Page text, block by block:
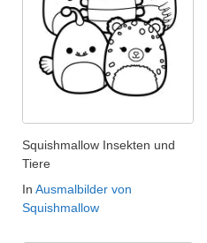
Squishmallow Insekten und
Tiere
In Ausmalbilder von
Squishmallow